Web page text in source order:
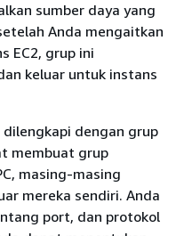
sumber daya yang
Anda mengaitkan
EC2, grup ini
keluar untuk instans
dilengkapi dengan grup
membuat grup
masing-masing
mereka sendiri. Anda
port, dan protokol